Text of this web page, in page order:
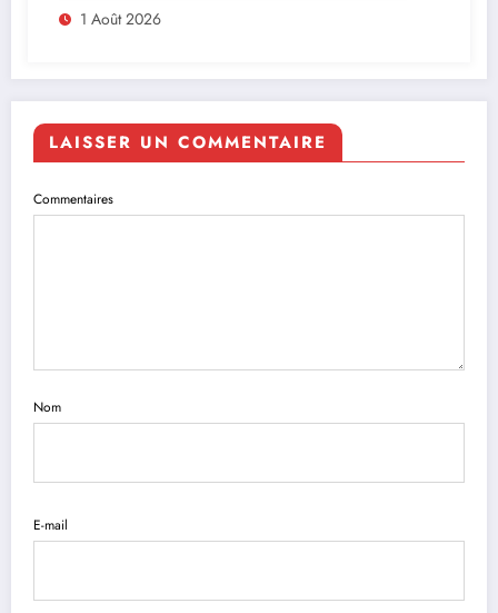
1 Août 2026
LAISSER UN COMMENTAIRE
Commentaires
Nom
E-mail